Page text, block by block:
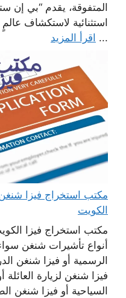
المتفوقة، يقدم “بي إن
استثنائية لاستكشاف
... اقرأ المزيد
الكويت
مكتب استخراج فيزا
أنواع تأشيرات شنغن
الرسمية أو فيزا شنغن
فيزا شنغن لزيارة العائلة
السياحية أو فيزا شنغن